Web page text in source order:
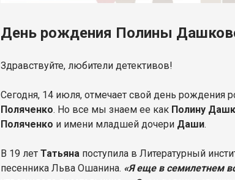
День рождения Полины
Здравствуйте, любители детективов!
Сегодня, 14 июля, отмечает свой день рождения
Поляченко. Но все мы знаем ее как Полину
Поляченко и имени младшей дочери Даши.
В 19 летТатьяна поступила в Литературный
песенника Льва Ошанина. «Я еще в семилетнем